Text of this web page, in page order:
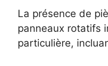
La présence de
panneaux rotatifs
particulière,